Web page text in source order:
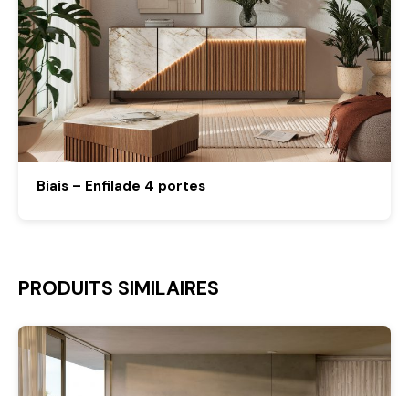
Biais – Enfilade 4 portes
PRODUITS SIMILAIRES